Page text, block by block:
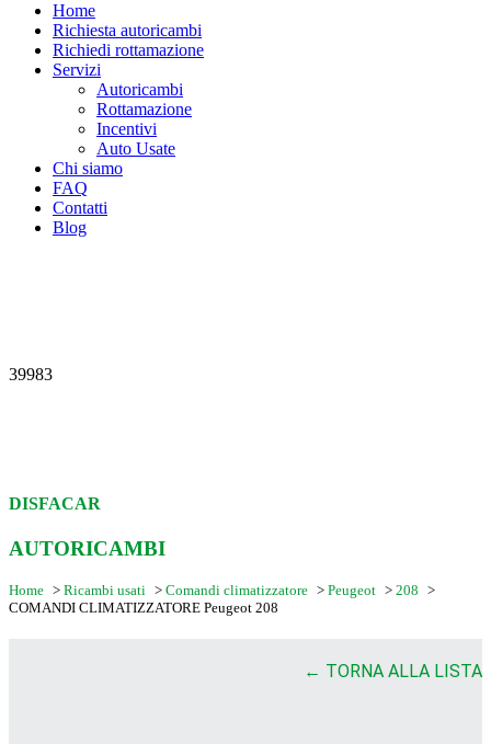
Home
Richiesta autoricambi
Richiedi rottamazione
Servizi
Autoricambi
Rottamazione
Incentivi
Auto Usate
Chi siamo
FAQ
Contatti
Blog
39983
DISFACAR
AUTORICAMBI
Home > Ricambi usati > Comandi climatizzatore > Peugeot > 208 >
COMANDI CLIMATIZZATORE Peugeot 208
← TORNA ALLA LISTA